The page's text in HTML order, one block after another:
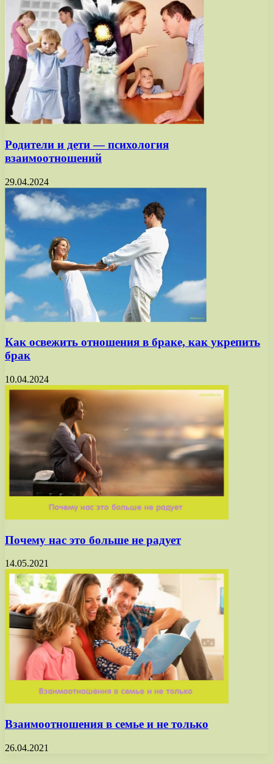
Родители и дети — психология
взаимоотношений
29.04.2024
Как освежить отношения в браке, как укрепить
брак
10.04.2024
Почему нас это больше не радует
14.05.2021
Взаимоотношения в семье и не только
26.04.2021